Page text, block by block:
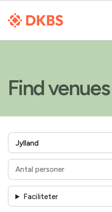
Find
Faciliteter